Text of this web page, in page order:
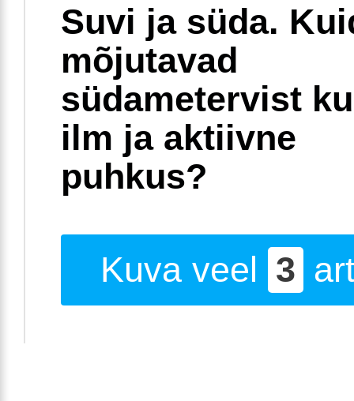
Suvi ja süda.
mõjutavad
südametervist
ilm ja aktiivne
puhkus?
Kuva veel 3